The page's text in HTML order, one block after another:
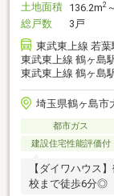
土地面積 136.2m2
総戸数
3戸
東武東上線 若葉
東武東上線 鶴ヶ島
東武東上線 鶴ヶ島
埼玉県鶴ヶ島市
都市ガス
建設住宅性能評価付
【ダイワハウス
校まで徒歩6分◎